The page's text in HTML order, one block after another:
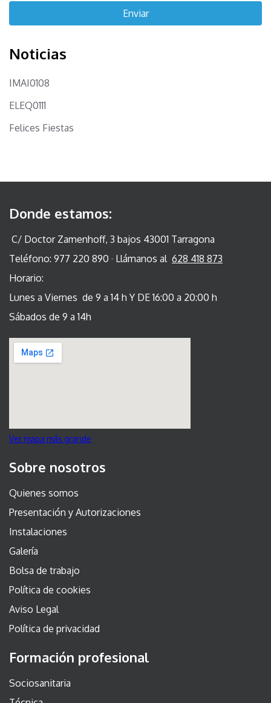
Noticias
IMAI0108
ELEQ0111
Felices Fiestas
Donde estamos:
C/ Doctor Zamenhoff, 3 bajos 43001 Tarragona
Teléfono: 977 220 890 · Llámanos al 628 418 873
Horario:
Lunes a Viernes de 9 a 14 h Y DE 16:00 a 20:00 h
Sábados de 9 a 14h
Ver mapa más grande
Sobre nosotros
Quienes somos
Presentación y Autorizaciones
Instalaciones
Galería
Bolsa de trabajo
Política de cookies
Aviso Legal
Política de privacidad
Formación profesional
Sociosanitaria